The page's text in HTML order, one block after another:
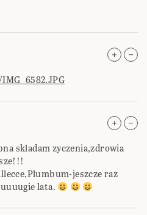
skladam zyczenia,zdrowia
jeszcze raz
lata.